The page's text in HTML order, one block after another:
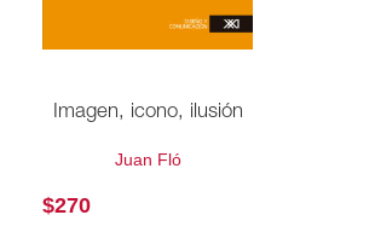
Imagen, icono, ilusión
Juan Fló
$270